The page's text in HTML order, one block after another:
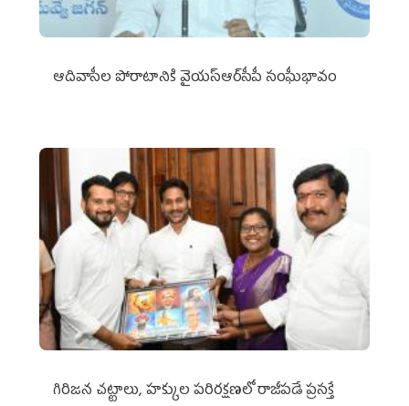
ఆదివాసీల పోరాటానికి వైయ‌స్ఆర్‌సీపీ సంఘీభావం
గిరిజన చట్టాలు, హక్కుల పరిరక్షణలో రాజీపడే ప్రసక్తే